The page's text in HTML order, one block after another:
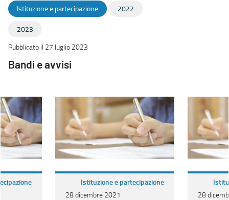
Istituzione e partecipazione 2022
2023
Pubblicato il 27 luglio 2023
Bandi e avvisi
Istituzione e partecipazione
28 dicembre 2021
28